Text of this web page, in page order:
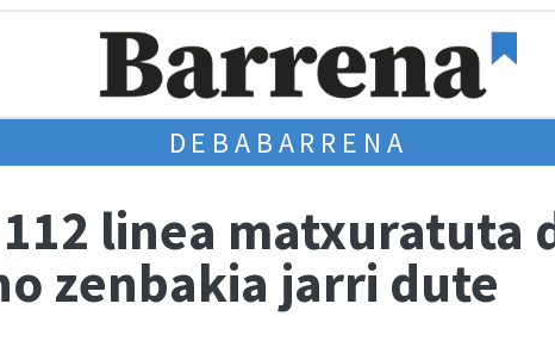
DEBABARRENA
linea matxuratuta
zenbakia jarri dute